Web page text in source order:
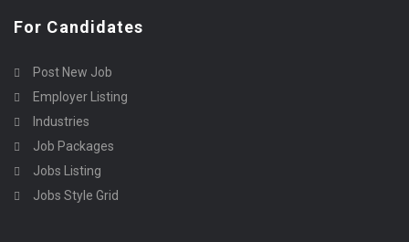
For Candidates
Post New Job
Employer Listing
Industries
Job Packages
Jobs Listing
Jobs Style Grid